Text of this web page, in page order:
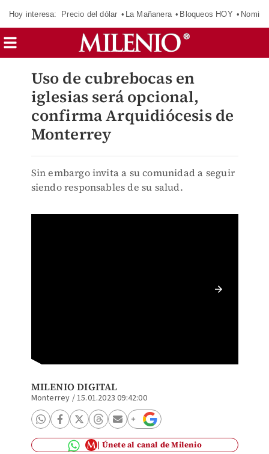
Hoy interesa: Precio del dólar La Mañanera Bloqueos HOY
Uso de cubrebocas en
iglesias será opcional,
confirma Arquidiócesis de
Monterrey
Sin embargo invita a su comunidad a seguir
siendo responsables de su salud.
MILENIO DIGITAL
Monterrey /15.01.2023 09:42:00
Únete al canal de Milenio